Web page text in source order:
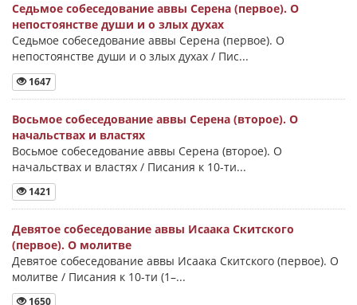
Седьмое собеседование аввы Серена (первое). О
непостоянстве души и о злых духах
Седьмое собеседование аввы Серена (первое). О
непостоянстве души и о злых духах / Пис...
1647
Восьмое собеседование аввы Серена (второе). О
начальствах и властях
Восьмое собеседование аввы Серена (второе). О
начальствах и властях / Писания к 10-ти...
1421
Девятое собеседование аввы Исаака Скитского
(первое). О молитве
Девятое собеседование аввы Исаака Скитского (первое). О
молитве / Писания к 10-ти (1–...
1650